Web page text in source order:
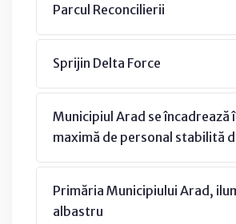
Parcul Reconcilierii
Sprijin Delta Force
Municipiul Arad se încadrează
maximă de personal stabilită
Primăria Municipiului Arad,
albastru